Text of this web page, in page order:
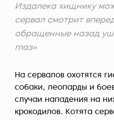
Издалека хищнику
сервал смотрит
обращенные назад
глаз»
На сервалов охотятся
собаки, леопарды и
случаи нападения на
крокодилов. Котята